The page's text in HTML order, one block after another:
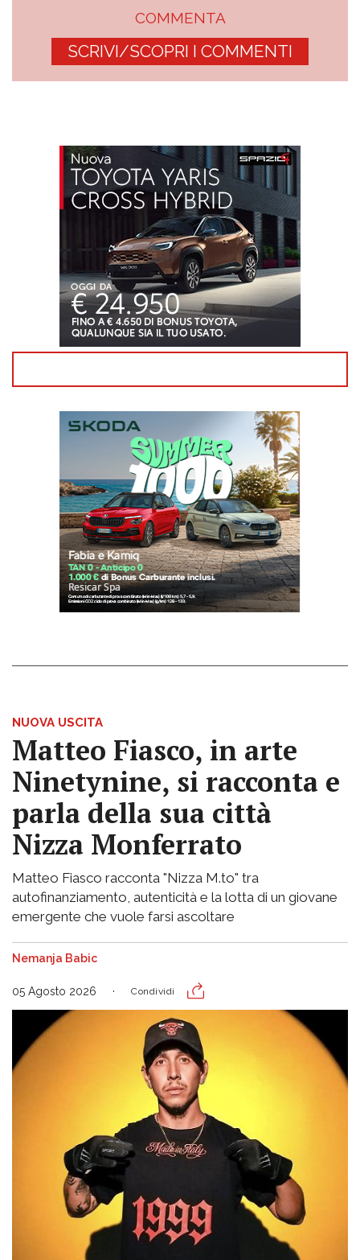
COMMENTA
SCRIVI/SCOPRI I COMMENTI
NUOVA USCITA
Matteo Fiasco, in arte
Ninetynine, si racconta e
parla della sua città
Nizza Monferrato
Matteo Fiasco racconta "Nizza M.to" tra
autofinanziamento, autenticità e la lotta di un giovane
emergente che vuole farsi ascoltare
Nemanja Babic
05 Agosto 2026 Condividi